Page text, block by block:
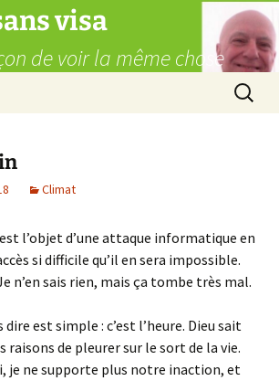
visa
de voir la même chose
Climat
l’objet d’une attaque informatique en
si difficile qu’il en sera impossible.
n’en sais rien, mais ça tombe très mal.
dire est simple : c’est l’heure. Dieu sait
raisons de pleurer sur le sort de la vie.
je ne supporte plus notre inaction, et